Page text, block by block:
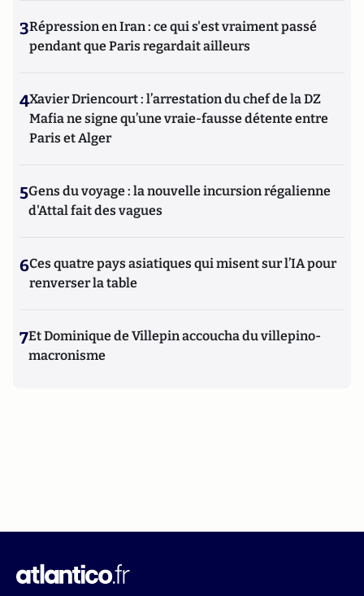
3Répression en Iran : ce qui s'est vraiment passé
pendant que Paris regardait ailleurs
4Xavier Driencourt : l’arrestation du chef de la DZ
Mafia ne signe qu’une vraie-fausse détente entre
Paris et Alger
5Gens du voyage : la nouvelle incursion régalienne
d'Attal fait des vagues
6Ces quatre pays asiatiques qui misent sur l’IA pour
renverser la table
7Et Dominique de Villepin accoucha du villepino-
macronisme